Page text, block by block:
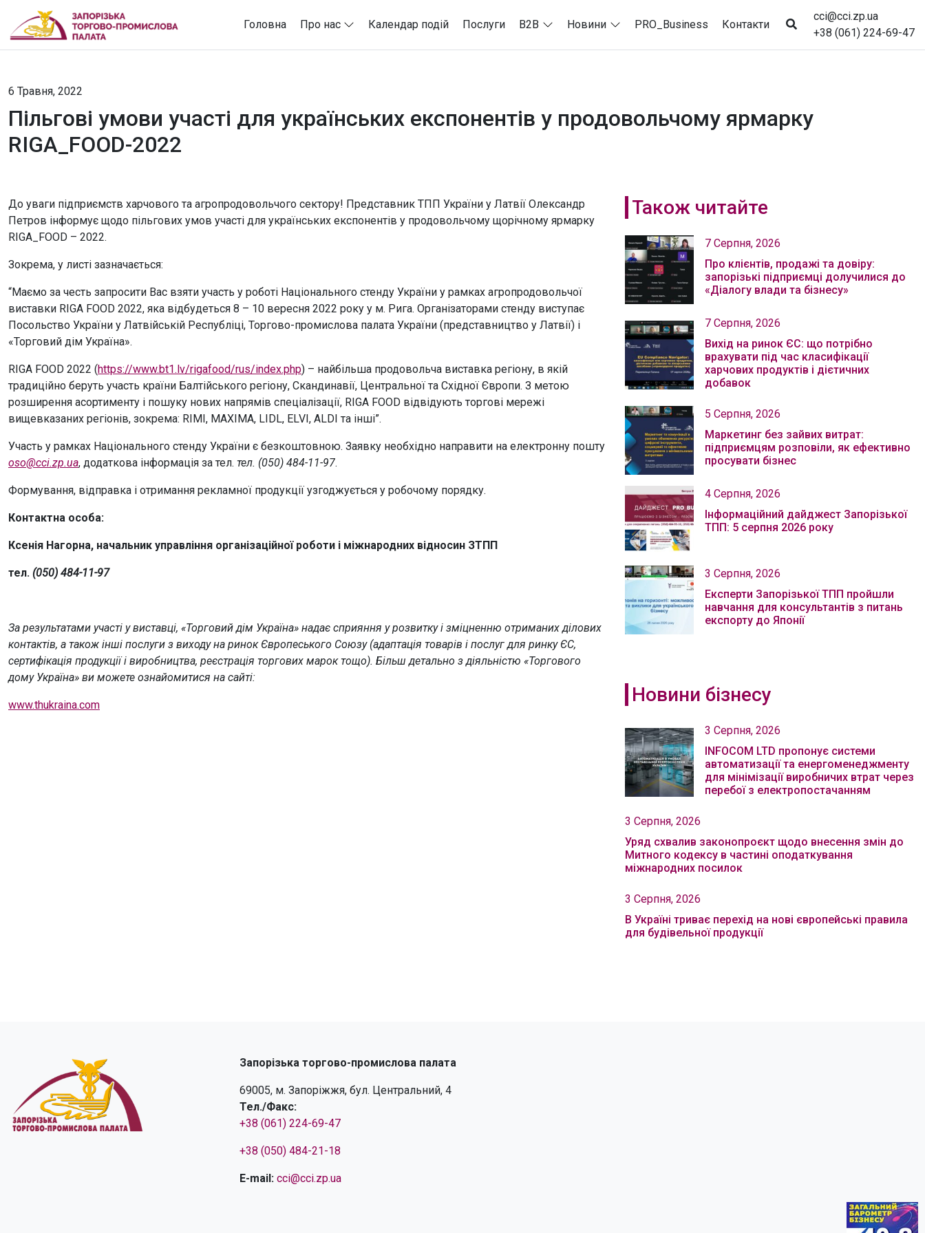
Головна Про нас Календар подій Послуги B2B Новини PRO_Business Контакти
cci@cci.zp.ua
+38 (061) 224-69-47
6 Травня, 2022
Пільгові умови участі для українських експонентів у продовольчому ярмарку
RIGA_FOOD-2022
До уваги підприємств харчового та агропродовольчого сектору! Представник ТПП України у Латвії Олександр
Петров інформує щодо пільгових умов участі для українських експонентів у продовольчому щорічному ярмарку
RIGA_FOOD – 2022.
Зокрема, у листі зазначається:
“Маємо за честь запросити Вас взяти участь у роботі Національного стенду України у рамках агропродовольчої
виставки RIGA FOOD 2022, яка відбудеться 8 – 10 вересня 2022 року у м. Рига. Організаторами стенду виступає
Посольство України у Латвійській Республіці, Торгово-промислова палата України (представництво у Латвії) і
«Торговий дім Україна».
RIGA FOOD 2022 (https://www.bt1.lv/rigafood/rus/index.php) – найбільша продовольча виставка регіону, в якій
традиційно беруть участь країни Балтійського регіону, Скандинавії, Центральної та Східної Європи. З метою
розширення асортименту і пошуку нових напрямів спеціалізації, RIGA FOOD відвідують торгові мережі
вищевказаних регіонів, зокрема: RIMI, MAXIMA, LIDL, ELVI, ALDI та інші”.
Участь у рамках Національного стенду України є безкоштовною. Заявку необхідно направити на електронну пошту
oso@cci.zp.ua, додаткова інформація за тел. тел. (050) 484-11-97.
Формування, відправка і отримання рекламної продукції узгоджується у робочому порядку.
Контактна особа:
Ксенія Нагорна, начальник управління організаційної роботи і міжнародних відносин ЗТПП
тел. (050) 484-11-97
За результатами участі у виставці, «Торговий дім Україна» надає сприяння у розвитку і зміцненню отриманих ділових
контактів, а також інші послуги з виходу на ринок Європеського Союзу (адаптація товарів і послуг для ринку ЄС,
сертифікація продукції і виробництва, реєстрація торгових марок тощо). Більш детально з діяльністю «Торгового
дому Україна» ви можете ознайомитися на сайті:
www.thukraina.com
Також читайте
7 Серпня, 2026
Про клієнтів, продажі та довіру:
запорізькі підприємці долучилися до
«Діалогу влади та бізнесу»
7 Серпня, 2026
Вихід на ринок ЄС: що потрібно
врахувати під час класифікації
харчових продуктів і дієтичних
добавок
5 Серпня, 2026
Маркетинг без зайвих витрат:
підприємцям розповіли, як ефективно
просувати бізнес
4 Серпня, 2026
Інформаційний дайджест Запорізької
ТПП: 5 серпня 2026 року
3 Серпня, 2026
Експерти Запорізької ТПП пройшли
навчання для консультантів з питань
експорту до Японії
Новини бізнесу
3 Серпня, 2026
INFOCOM LTD пропонує системи
автоматизації та енергоменеджменту
для мінімізації виробничих втрат через
перебої з електропостачанням
3 Серпня, 2026
Уряд схвалив законопроєкт щодо внесення змін до
Митного кодексу в частині оподаткування
міжнародних посилок
3 Серпня, 2026
В Україні триває перехід на нові європейські правила
для будівельної продукції
Запорізька торгово-промислова палата
69005, м. Запоріжжя, бул. Центральний, 4
Тел./Факс:
+38 (061) 224-69-47
+38 (050) 484-21-18
E-mail: cci@cci.zp.ua